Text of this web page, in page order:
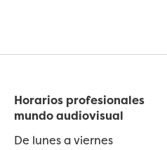
Horarios profesionales
mundo audiovisual
De lunes a viernes